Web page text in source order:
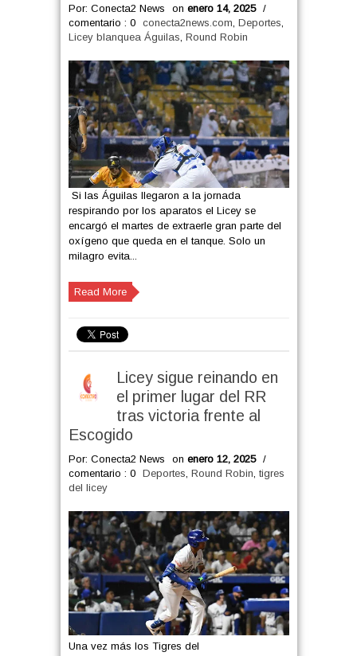
Por: Conecta2 News on enero 14, 2025
/
comentario : 0
conecta2news.com, Deportes,
Licey blanquea Águilas, Round Robin
Si las Águilas llegaron a la jornada
respirando por los aparatos el Licey se
encargó el martes de extraerle gran parte del
oxígeno que queda en el tanque. Solo un
milagro evita...
Read More
Licey sigue reinando en
el primer lugar del RR
tras victoria frente al
Escogido
Por: Conecta2 News on enero 12, 2025
/
comentario : 0
Deportes, Round Robin, tigres
del licey
Una vez más los Tigres del